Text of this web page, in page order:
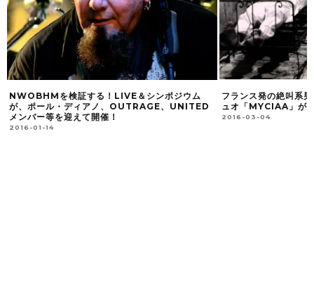
NWOBHMを検証する！LIVE＆シンポジウム
が、ポール・ディアノ、OUTRAGE、UNITED
メンバー等を迎えて開催！
2016-01-14
フランス発の絶叫系
ュオ「MYCIAA」が
2016-03-04